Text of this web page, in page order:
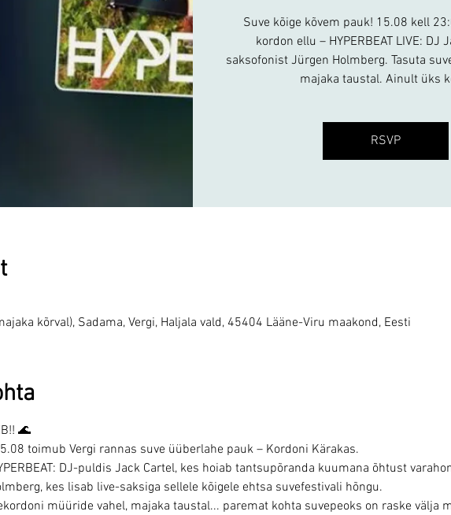
Suve kõige kõvem pauk! 15.08 kell
kordon ellu – HYPERBEAT LIVE: DJ
saksofonist Jürgen Holmberg. Tasuta
majaka taustal. Ainult üks
RSVP
kõrval), Sadama, Vergi, Haljala vald, 45404 Lääne-Viru maakond, Eesti
🌊
toimub Vergi rannas suve üüberlahe pauk – Kordoni Kärakas.
DJ-puldis Jack Cartel, kes hoiab tantsupõranda kuumana õhtust
kes lisab live-saksiga sellele kõigele ehtsa suvefestivali hõngu.
müüride vahel, majaka taustal... paremat kohta suvepeoks on raske välja